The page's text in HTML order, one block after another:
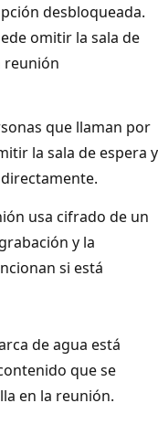
desbloqueada.
omitir la sala de
reunión
que llaman por
la sala de espera y
usa cifrado de un
y la
si está
de agua está
que se
en la reunión.